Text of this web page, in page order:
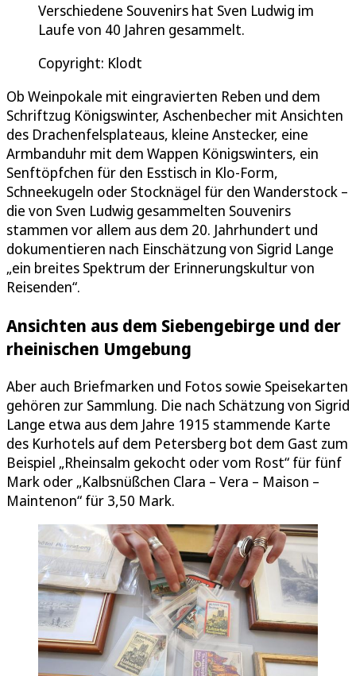
Verschiedene Souvenirs hat Sven Ludwig im
Laufe von 40 Jahren gesammelt.
Copyright: Klodt
Ob Weinpokale mit eingravierten Reben und dem
Schriftzug Königswinter, Aschenbecher mit Ansichten
des Drachenfelsplateaus, kleine Anstecker, eine
Armbanduhr mit dem Wappen Königswinters, ein
Senftöpfchen für den Esstisch in Klo-Form,
Schneekugeln oder Stocknägel für den Wanderstock –
die von Sven Ludwig gesammelten Souvenirs
stammen vor allem aus dem 20. Jahrhundert und
dokumentieren nach Einschätzung von Sigrid Lange
„ein breites Spektrum der Erinnerungskultur von
Reisenden“.
Ansichten aus dem Siebengebirge und der
rheinischen Umgebung
Aber auch Briefmarken und Fotos sowie Speisekarten
gehören zur Sammlung. Die nach Schätzung von Sigrid
Lange etwa aus dem Jahre 1915 stammende Karte
des Kurhotels auf dem Petersberg bot dem Gast zum
Beispiel „Rheinsalm gekocht oder vom Rost“ für fünf
Mark oder „Kalbsnüßchen Clara – Vera – Maison –
Maintenon“ für 3,50 Mark.